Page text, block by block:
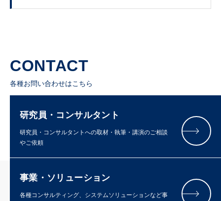
CONTACT
各種お問い合わせはこちら
研究員・コンサルタント
研究員・コンサルタントへの取材・執筆・講演のご相談
やご依頼
事業・ソリューション
各種コンサルティング、システムソリューションなど事